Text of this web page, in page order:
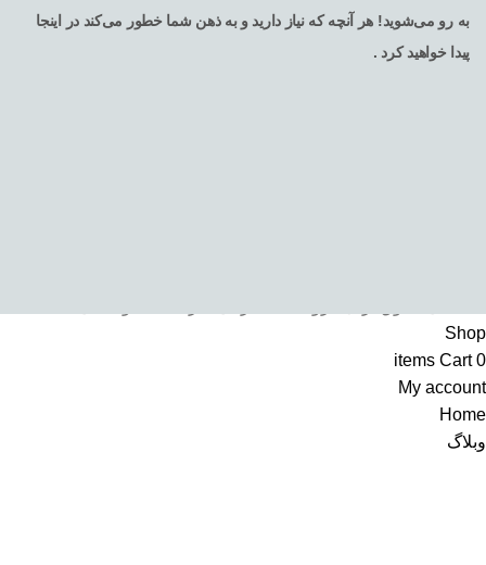
به رو می‌شوید! هر آنچه که نیاز دارید و به ذهن شما خطور می‌کند در اینجا
پیدا خواهید کرد .
Shop
0
items Cart
My account
Home
وبلاگ